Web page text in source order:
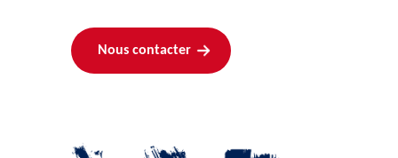
Nous contacter